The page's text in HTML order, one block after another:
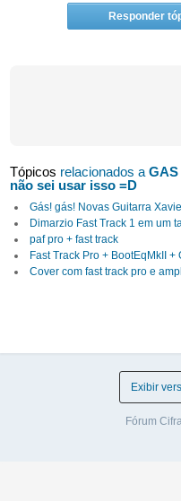
Responder
Tópicos relacionados a
não sei usar isso =D
Gás! gás! Novas Guitarra
Dimarzio Fast Track 1 em um
paf pro + fast track
Fast Track Pro + BootEqMkII
Cover com fast track pro e
Exibir
Fórum